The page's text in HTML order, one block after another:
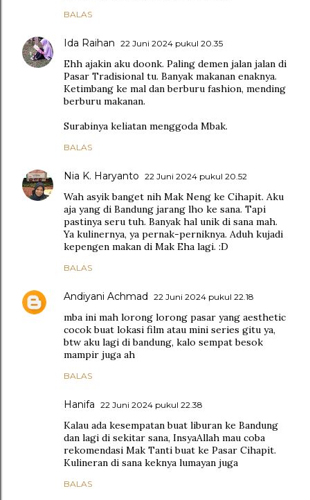
BALAS
Ida Raihan 22 Juni 2024 pukul 20.35
Ehh ajakin aku doonk. Paling demen jalan jalan di
Pasar Tradisional tu. Banyak makanan enaknya.
Ketimbang ke mal dan berburu fashion, mending
berburu makanan.
Surabinya keliatan menggoda Mbak.
BALAS
Nia K. Haryanto 22 Juni 2024 pukul 20.52
Wah asyik banget nih Mak Neng ke Cihapit. Aku
aja yang di Bandung jarang lho ke sana. Tapi
pastinya seru tuh. Banyak hal unik di sana mah.
Ya kulinernya, ya pernak-perniknya. Aduh kujadi
kepengen makan di Mak Eha lagi. :D
BALAS
Andiyani Achmad 22 Juni 2024 pukul 22.18
mba ini mah lorong lorong pasar yang aesthetic
cocok buat lokasi film atau mini series gitu ya,
btw aku lagi di bandung, kalo sempat besok
mampir juga ah
BALAS
Hanifa 22 Juni 2024 pukul 22.38
Kalau ada kesempatan buat liburan ke Bandung
dan lagi di sekitar sana, InsyaAllah mau coba
rekomendasi Mak Tanti buat ke Pasar Cihapit.
Kulineran di sana keknya lumayan juga
BALAS